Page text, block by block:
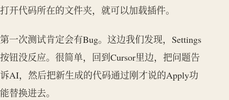
打开代码所在的文件夹，就可以加载插件。
第一次测试肯定会有Bug。这边我们发现，Settings
按钮没反应。很简单，回到Cursor里边，把问题告
诉AI，然后把新生成的代码通过刚才说的Apply功
能替换进去。